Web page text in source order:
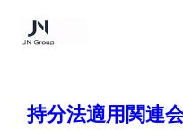
持分法適用関連